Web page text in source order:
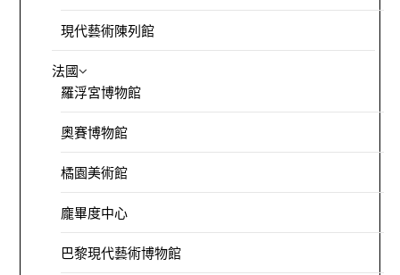
現代藝術陳列館
法國
羅浮宮博物館
奧賽博物館
橘園美術館
龐畢度中心
巴黎現代藝術博物館